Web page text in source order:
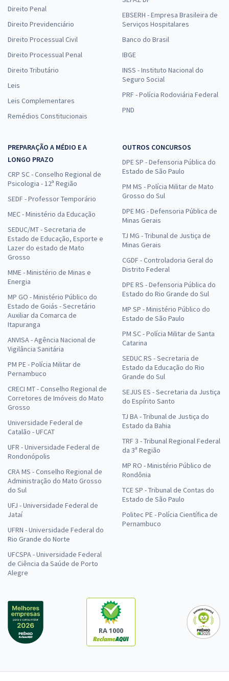
Direito Penal
Direito Previdenciário
Direito Processual Civil
Direito Processual Penal
Direito Tributário
Leis
Leis Complementares
Remédios Constitucionais
EBSERH - Empresa Brasileira de
Serviços Hospitalares
Banco do Brasil
IBGE
INSS - Instituto Nacional do
Seguro Social
PRF - Polícia Rodoviária Federal
PND
PREPARAÇÃO A MÉDIO E A
LONGO PRAZO
CRP SC - Conselho Regional de
Psicologia - 12ª Região
SEDF - Professor Temporário
MEC - Ministério da Educação
SEDUC/MT - Secretaria de
Estado de Educação, Esporte e
Lazer do estado de Mato
Grosso
MME - Ministério de Minas e
Energia
MP GO - Ministério Público do
Estado de Goiás - Secretário
Auxiliar da Comarca de
Itapuranga
ANVISA - Agência Nacional de
Vigilância Sanitária
PM PE - Polícia Militar de
Pernambuco
CRECI MT - Conselho Regional de
Corretores de Imóveis do Mato
Grosso
Universidade Federal de
Catalão - UFCAT
UFR - Universidade Federal de
Rondonópolis
CRA MS - Conselho Regional de
Administração do Mato Grosso
do Sul
UFJ - Universidade Federal de
Jataí
UFRN - Universidade Federal do
Rio Grande do Norte
UFCSPA - Universidade Federal
de Ciência da Saúde de Porto
Alegre
OUTROS CONCURSOS
DPE SP - Defensoria Pública do
Estado de São Paulo
PM MS - Polícia Militar de Mato
Grosso do Sul
DPE MG - Defensoria Pública de
Minas Gerais
TJ MG - Tribunal de Justiça de
Minas Gerais
CGDF - Controladoria Geral do
Distrito Federal
DPE RS - Defensoria Pública do
Estado do Rio Grande do Sul
MP SP - Ministério Público do
Estado de São Paulo
PM SC - Polícia Militar de Santa
Catarina
SEDUC RS - Secretaria de
Estado da Educação do Rio
Grande do Sul
SEJUS ES - Secretaria da Justiça
do Espírito Santo
TJ BA - Tribunal de Justiça do
Estado da Bahia
TRF 3 - Tribunal Regional Federal
da 3ª Região
MP RO - Ministério Público de
Rondônia
TCE SP - Tribunal de Contas do
Estado de São Paulo
Politec PE - Polícia Científica de
Pernambuco
RA 1000